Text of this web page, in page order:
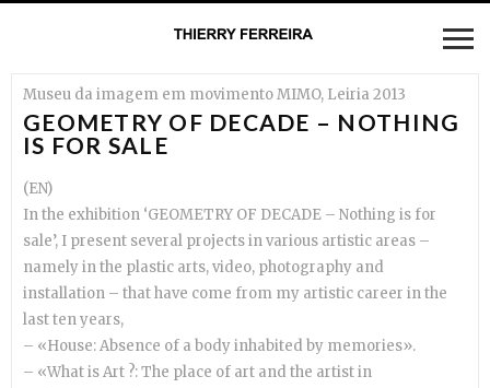
Museu da imagem em movimento MIMO, Leiria 2013
GEOMETRY OF DECADE – NOTHING
IS FOR SALE
(EN)
In the exhibition ‘GEOMETRY OF DECADE – Nothing is for
sale’, I present several projects in various artistic areas –
namely in the plastic arts, video, photography and
installation – that have come from my artistic career in the
last ten years,
– «House: Absence of a body inhabited by memories».
– «What is Art ?: The place of art and the artist in